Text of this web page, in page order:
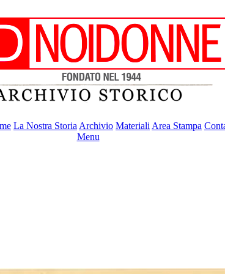
La Nostra Storia Archivio Materiali Area Stampa
Menu